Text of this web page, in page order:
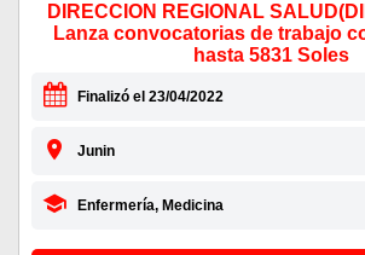
DIRECCION REGIONAL
Lanza convocatorias de trabajo
hasta 5831 Soles
Finalizó el 23/04/2022
Junin
Enfermería, Medicina